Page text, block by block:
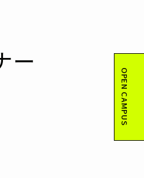
OPEN CAMPUS
ー